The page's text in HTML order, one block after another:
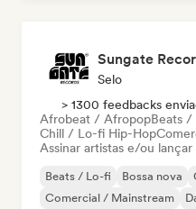
Sungate
Selo
> 1300 feedbacks
Afrobeat / AfropopBeats
Chill / Lo-fi Hip-Hop
Assinar artistas e/ou lançar
Beats / Lo-fi Bossa nova
Comercial / Mainstream